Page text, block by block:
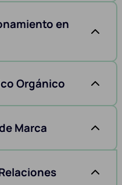
en
Orgánico
Marca